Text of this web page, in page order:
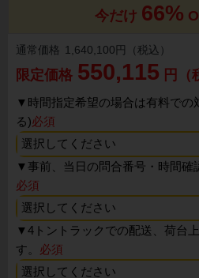
今だけ 66%
通常価格 1,640,100円（税込）
限定価格 550,115 円（
▼ 時間指定希望の場合は有料での
る)必須
▼事前、当日の問合番号・時間確
必須
▼4トントラックでの配送、荷台
す。 必須